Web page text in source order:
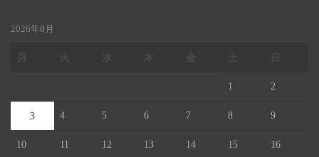
2026年8月
1 2
3 4 5 6 7 8 9
10 11 12 13 14 15 16